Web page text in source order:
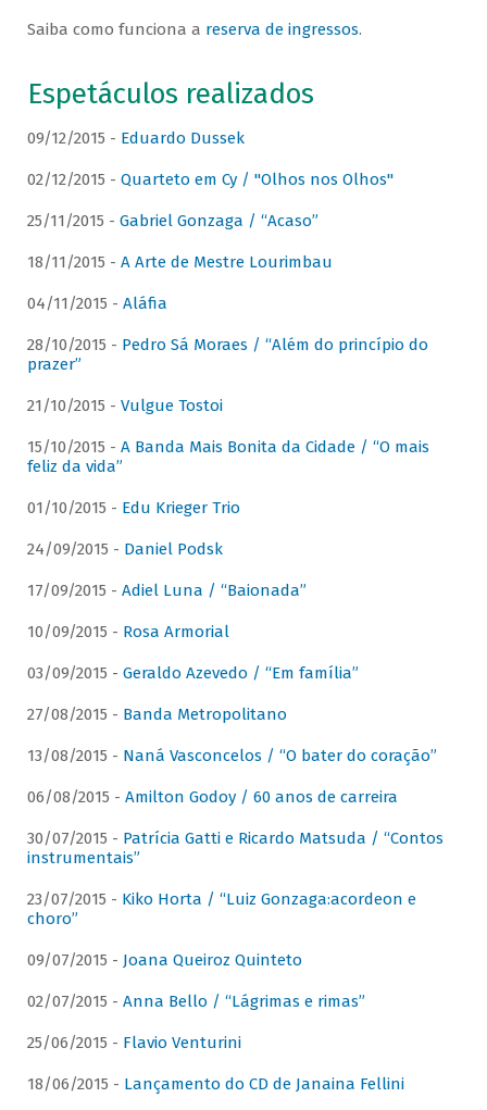
Saiba como funciona a reserva de ingressos.
Espetáculos realizados
09/12/2015 - Eduardo Dussek
02/12/2015 - Quarteto em Cy / "Olhos nos Olhos"
25/11/2015 - Gabriel Gonzaga / “Acaso”
18/11/2015 - A Arte de Mestre Lourimbau
04/11/2015 - Aláfia
28/10/2015 - Pedro Sá Moraes / “Além do princípio do
prazer”
21/10/2015 - Vulgue Tostoi
15/10/2015 - A Banda Mais Bonita da Cidade / “O mais
feliz da vida”
01/10/2015 - Edu Krieger Trio
24/09/2015 - Daniel Podsk
17/09/2015 - Adiel Luna / “Baionada”
10/09/2015 - Rosa Armorial
03/09/2015 - Geraldo Azevedo / “Em família”
27/08/2015 - Banda Metropolitano
13/08/2015 - Naná Vasconcelos / “O bater do coração”
06/08/2015 - Amilton Godoy / 60 anos de carreira
30/07/2015 - Patrícia Gatti e Ricardo Matsuda / “Contos
instrumentais”
23/07/2015 - Kiko Horta / “Luiz Gonzaga:acordeon e
choro”
09/07/2015 - Joana Queiroz Quinteto
02/07/2015 - Anna Bello / “Lágrimas e rimas”
25/06/2015 - Flavio Venturini
18/06/2015 - Lançamento do CD de Janaina Fellini